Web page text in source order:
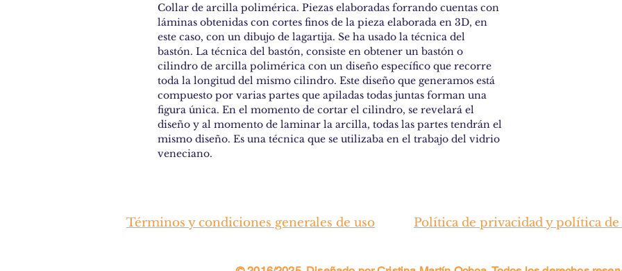
Collar de arcilla polimérica. Piezas elaboradas forrando cuentas con
láminas obtenidas con cortes finos de la pieza elaborada en 3D, en
este caso, con un dibujo de lagartija. Se ha usado la técnica del
bastón. La técnica del bastón, consiste en obtener un bastón o
cilindro de arcilla polimérica con un diseño específico que recorre
toda la longitud del mismo cilindro. Este diseño que generamos está
compuesto por varias partes que apiladas todas juntas forman una
figura única. En el momento de cortar el cilindro, se revelará el
diseño y al momento de laminar la arcilla, todas las partes tendrán el
mismo diseño. Es una técnica que se utilizaba en el trabajo del vidrio
veneciano.
Términos y condiciones generales de uso Política de privacidad y política de